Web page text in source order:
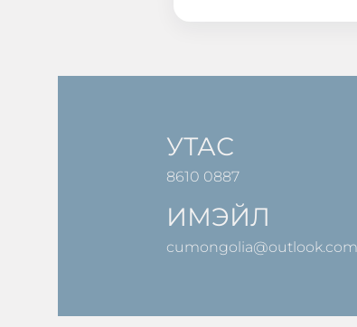
УТАС
8610 0887
ИМЭЙЛ
cumongolia@outlook.com